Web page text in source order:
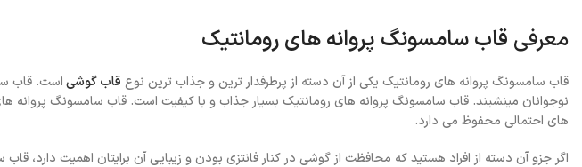
معرفی قاب سامسونگ پروانه های رومانتیک
قاب سامسونگ پروانه های رومانتیک یکی از آن دسته از پرطرفدار ترین و جذاب ترین نوع قاب گوشیاست. قاب
نوجوانان مینشیند. قاب سامسونگ پروانه های رومانتیک بسیار جذاب و با کیفیت است. قاب سامسونگ
های احتمالی محفوظ می دارد.
اگر جزو آن دسته از افراد هستید که محافظت از گوشی در کنار فانتزی بودن و زیبایی آن برایتان اهمیت دارد،